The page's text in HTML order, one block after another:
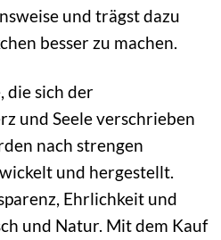
und trägst dazu
besser zu machen.
die sich der
und Seele verschrieben
nach strengen
und hergestellt.
Ehrlichkeit und
und Natur. Mit dem Kauf